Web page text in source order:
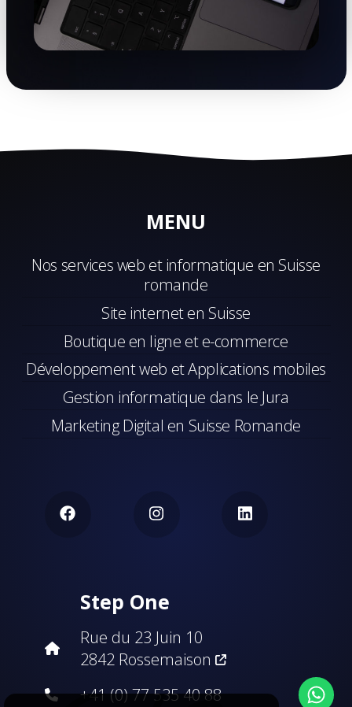
MENU
Nos services web et informatique en Suisse
romande
Site internet en Suisse
Boutique en ligne et e-commerce
Développement web et Applications mobiles
Gestion informatique dans le Jura
Marketing Digital en Suisse Romande
Step One
Rue du 23 Juin 10
2842 Rossemaison
+41 (0) 77 535 40 88